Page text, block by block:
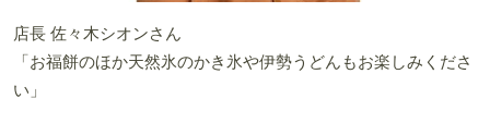
店長 佐々木シオンさん
「お福餅のほか天然氷のかき氷や伊勢うどんもお楽しみくださ
い」